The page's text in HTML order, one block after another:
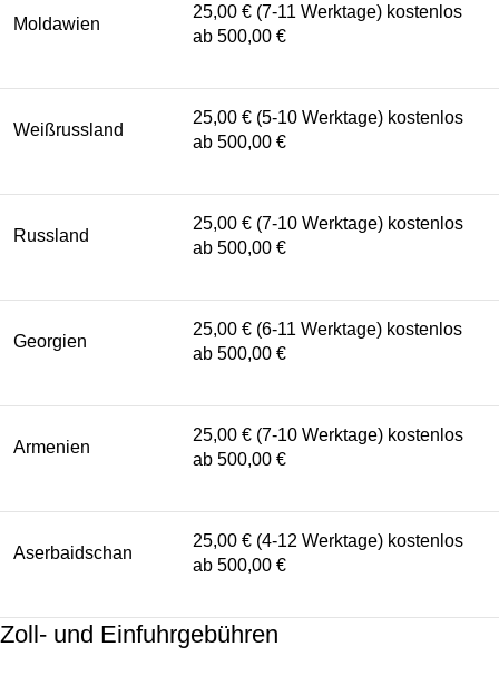
Moldawien
25,00 € (7-11 Werktage) kostenlos
ab 500,00 €
Weißrussland
25,00 € (5-10 Werktage) kostenlos
ab 500,00 €
Russland
25,00 € (7-10 Werktage) kostenlos
ab 500,00 €
Georgien
25,00 € (6-11 Werktage) kostenlos
ab 500,00 €
Armenien
25,00 € (7-10 Werktage) kostenlos
ab 500,00 €
Aserbaidschan
25,00 € (4-12 Werktage) kostenlos
ab 500,00 €
Zoll- und Einfuhrgebühren